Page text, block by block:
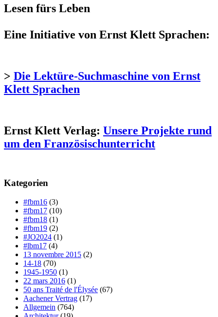
Lesen fürs Leben
Eine Initiative von Ernst Klett Sprachen:
> Die Lektüre-Suchmaschine von Ernst
Klett Sprachen
Ernst Klett Verlag: Unsere Projekte rund
um den Französischunterricht
Kategorien
#fbm16 (3)
#fbm17 (10)
#fbm18 (1)
#fbm19 (2)
#JO2024 (1)
#lbm17 (4)
13 novembre 2015 (2)
14-18 (70)
1945-1950 (1)
22 mars 2016 (1)
50 ans Traité de l'Élysée (67)
Aachener Vertrag (17)
Allgemein (764)